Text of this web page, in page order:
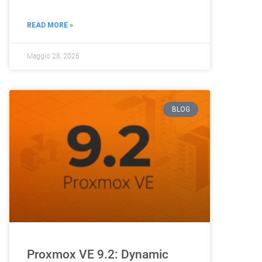
READ MORE »
Maggio 28, 2026
BLOG
Proxmox VE 9.2: Dynamic